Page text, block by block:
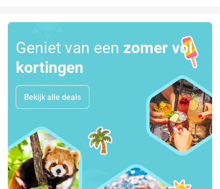
Geniet van een zomer vol
kortingen
Bekijk alle deals